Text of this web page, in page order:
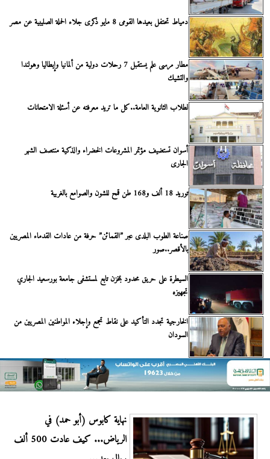
دمياط تحتفل بعيدها القومى 8 مايو ذكرى جلاء الحملة الصليبية عن مصر
مطار مرسى علم يستقبل 7 رحلات دولية من ألمانيا وإيطاليا وهولندا
والتشيك
لطلاب الثانوية العامة..كل ما تريد معرفته عن أسئلة الامتحانات
أسوان تستضيف مؤتمر المشروعات الخضراء والذكية منتصف الشهر
الجارى
توريد 18 ألف و168 طن قمح للشون والصوامع بالغربية
صناعة الطوب البلدى عبر ”القمائن” حرفة من عادات القدماء المصريين
بالأقصر..صور
السيطرة على حريق محدود بمخزن تابع لمستشفى جامعة بورسعيد الجاري
تجهيزه
الخارجية تجدد التأكيد على نقاط تجمع وإجلاء المواطنين المصريين من
السودان
نهاية كابوس (أبو حمد) في
الرياض... كيف عادت 500 ألف